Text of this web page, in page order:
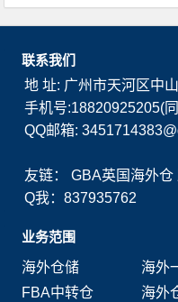
联系我们
地 址: 广州市天河区中
手机号:18820925205(
QQ邮箱:
友链：GBA英国海外仓
Q我：837935762
业务范围
海外仓储
海外
FBA中转仓
海外